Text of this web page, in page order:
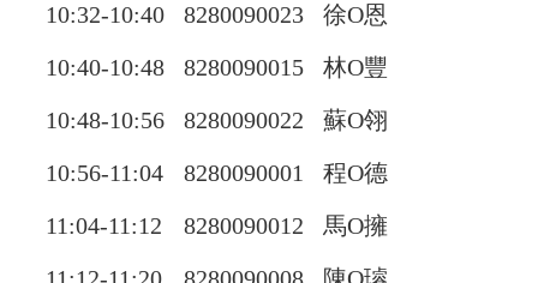
10:32-10:40
8280090023
徐O恩
10:40-10:48
8280090015
林O豐
10:48-10:56
8280090022
蘇O翎
10:56-11:04
8280090001
程O德
11:04-11:12
8280090012
馬O擁